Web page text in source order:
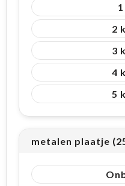
1
2
3
4
5
metalen plaatje